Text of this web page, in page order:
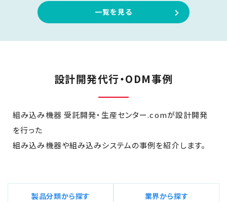
一覧を見る
設計開発代行・ODM事例
組み込み機器 受託開発・生産センター.comが設計開発
を行った
組み込み機器や組み込みシステムの事例を紹介します。
製品分類から探す 業界から探す